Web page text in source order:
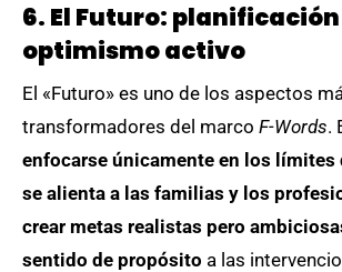
6. El Futuro:
optimismo activo
El «Futuro» es uno de los aspectos
transformadores del marco F-Words.
enfocarse únicamente en los límites
se alienta a las familias y los
crear metas realistas pero
sentido de propósito a las